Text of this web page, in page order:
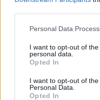
Please note that this
not limited to your visit or
grant or deny consent to
use your data for below
consent section.
Personal Data
I want to opt-out of
personal data.
Opted In
I want to opt-out of
Personal Data.
Opted In
NECROLOGIE
Mario Malu
Paolo Pinna